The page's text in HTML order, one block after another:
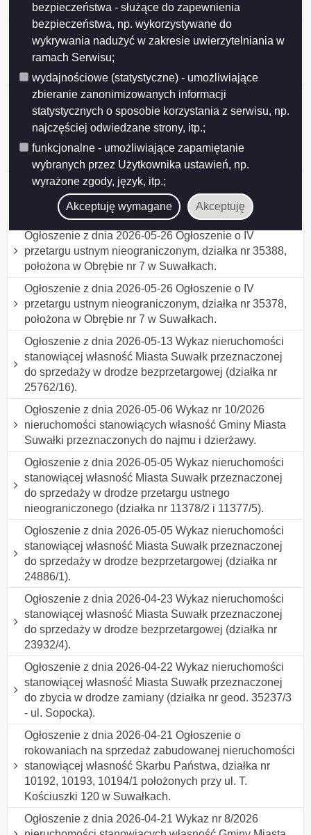
bezpieczeństwa - służące do zapewnienia
bezpieczeństwa, np. wykorzystywane do
wykrywania nadużyć w zakresie uwierzytelniania w
ramach Serwisu;
wydajnościowe (statystyczne) - umożliwiające
zbieranie zanonimizowanych informacji
statystycznych o sposobie korzystania z serwisu, np.
najczęściej odwiedzane strony, itp.;
funkcjonalne - umożliwiające zapamiętanie
wybranych przez Użytkownika ustawień, np.
wyrażone zgody, język, itp.;
Akceptuję wymagane Akceptuję
dzierżawcy (działki nr 10353, 11762).
Ogłoszenie z dnia 2026-05-27 Wykaz nieruchomości
stanowiącej własność Miasta Suwałk przeznaczonej
do sprzedaży w drodze bezprzetargowej (działka nr
23648/16).
Ogłoszenie z dnia 2026-05-26 Ogłoszenie o II
przetargu ustnym nieograniczonym, działki nr
31946/20, 31946/21, 31946/22, 31946/23, 31946/24,
31946/25, 31946/26, położone w Obrębie nr 7 w
Suwałkach.
Ogłoszenie z dnia 2026-05-26 Ogłoszenie o III
przetargu ustnym nieograniczonym, działka nr
31946/16, położona w Obrębie nr 7 w Suwałkach.
Ogłoszenie z dnia 2026-05-26 Ogłoszenie o IV
przetargu ustnym nieograniczonym, działka nr 35388,
położona w Obrębie nr 7 w Suwałkach.
Ogłoszenie z dnia 2026-05-26 Ogłoszenie o IV
przetargu ustnym nieograniczonym, działka nr 35378,
położona w Obrębie nr 7 w Suwałkach.
Ogłoszenie z dnia 2026-05-13 Wykaz nieruchomości
stanowiącej własność Miasta Suwałk przeznaczonej
do sprzedaży w drodze bezprzetargowej (działka nr
25762/16).
Ogłoszenie z dnia 2026-05-06 Wykaz nr 10/2026
nieruchomości stanowiących własność Gminy Miasta
Suwałki przeznaczonych do najmu i dzierżawy.
Ogłoszenie z dnia 2026-05-05 Wykaz nieruchomości
stanowiącej własność Miasta Suwałk przeznaczonej
do sprzedaży w drodze przetargu ustnego
nieograniczonego (działka nr 11378/2 i 11377/5).
Ogłoszenie z dnia 2026-05-05 Wykaz nieruchomości
stanowiącej własność Miasta Suwałk przeznaczonej
do sprzedaży w drodze bezprzetargowej (działka nr
24886/1).
Ogłoszenie z dnia 2026-04-23 Wykaz nieruchomości
stanowiącej własność Miasta Suwałk przeznaczonej
do sprzedaży w drodze bezprzetargowej (działka nr
23932/4).
Ogłoszenie z dnia 2026-04-22 Wykaz nieruchomości
stanowiącej własność Miasta Suwałk przeznaczonej
do zbycia w drodze zamiany (działka nr geod. 35237/3
- ul. Sopocka).
Ogłoszenie z dnia 2026-04-21 Ogłoszenie o
rokowaniach na sprzedaż zabudowanej nieruchomości
stanowiącej własność Skarbu Państwa, działka nr
10192, 10193, 10194/1 położonych przy ul. T.
Kościuszki 120 w Suwałkach.
Ogłoszenie z dnia 2026-04-21 Wykaz nr 8/2026